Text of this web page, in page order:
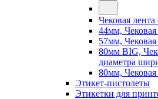
Чековая
44мм,
57мм,
80мм BIG,
диаметра
80мм,
Этикет-пистолеты
Этикетки для